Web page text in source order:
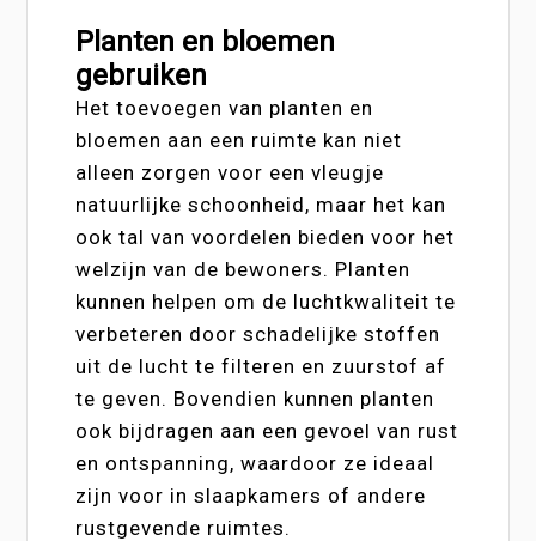
Planten en bloemen
gebruiken
Het toevoegen van planten en
bloemen aan een ruimte kan niet
alleen zorgen voor een vleugje
natuurlijke schoonheid, maar het kan
ook tal van voordelen bieden voor het
welzijn van de bewoners. Planten
kunnen helpen om de luchtkwaliteit te
verbeteren door schadelijke stoffen
uit de lucht te filteren en zuurstof af
te geven. Bovendien kunnen planten
ook bijdragen aan een gevoel van rust
en ontspanning, waardoor ze ideaal
zijn voor in slaapkamers of andere
rustgevende ruimtes.